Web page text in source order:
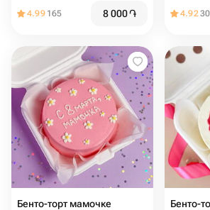
4.99 165 8 000֏ 4.92
Бенто-торт мамочке Бенто-